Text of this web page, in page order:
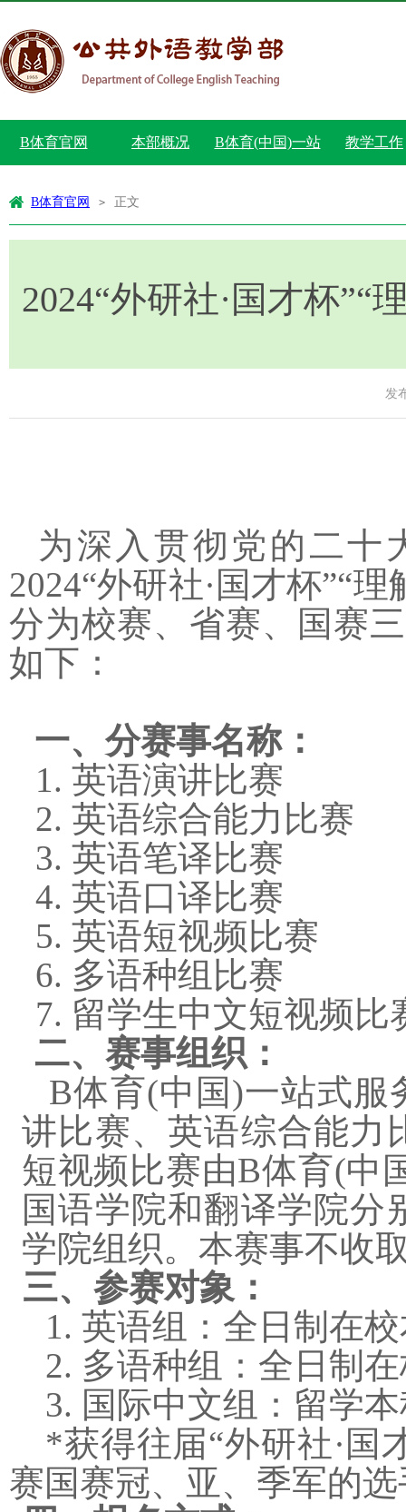
B体育官网 本部概况 B体育(中国)一站 教学工作
B体育官网 > 正文
2024“外研社·国才杯
发
为深入贯彻党的二十
2024“外研社·国才杯”“
分为校赛、省赛、国赛
如下：
一、分赛事名称：
1. 英语演讲比赛
2. 英语综合能力比赛
3. 英语笔译比赛
4. 英语口译比赛
5. 英语短视频比赛
6. 多语种组比赛
7. 留学生中文短视频比
二、赛事组织：
B体育(中国)一站式服
讲比赛、英语综合能力
短视频比赛由B体育(中
国语学院和翻译学院分
学院组织。本赛事不收
三、参赛对象：
1. 英语组：全日制在
2. 多语种组：全日制
3. 国际中文组：留学
*获得往届“外研社·国
赛国赛冠、亚、季军的